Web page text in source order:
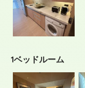
1ベッドルーム